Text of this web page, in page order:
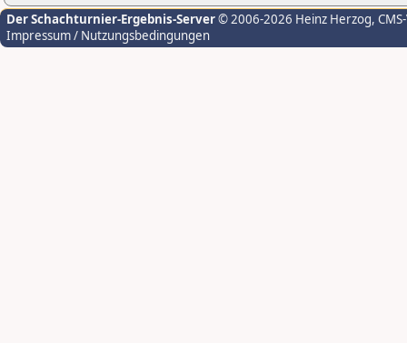
Der Schachturnier-Ergebnis-Server© 2006-2026 Heinz Herzog,
Impressum / Nutzungsbedingungen